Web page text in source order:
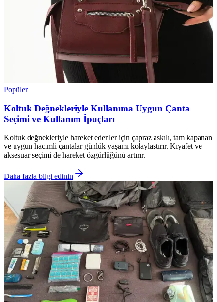
Popüler
Koltuk Değnekleriyle Kullanıma Uygun Çanta
Seçimi ve Kullanım İpuçları
Koltuk değnekleriyle hareket edenler için çapraz askılı, tam kapanan
ve uygun hacimli çantalar günlük yaşamı kolaylaştırır. Kıyafet ve
aksesuar seçimi de hareket özgürlüğünü artırır.
Daha fazla bilgi edinin